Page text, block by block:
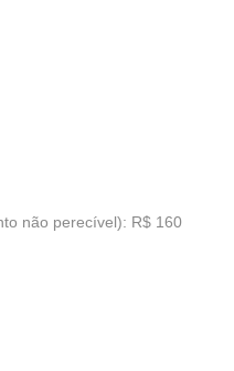
não perecível): R$ 160